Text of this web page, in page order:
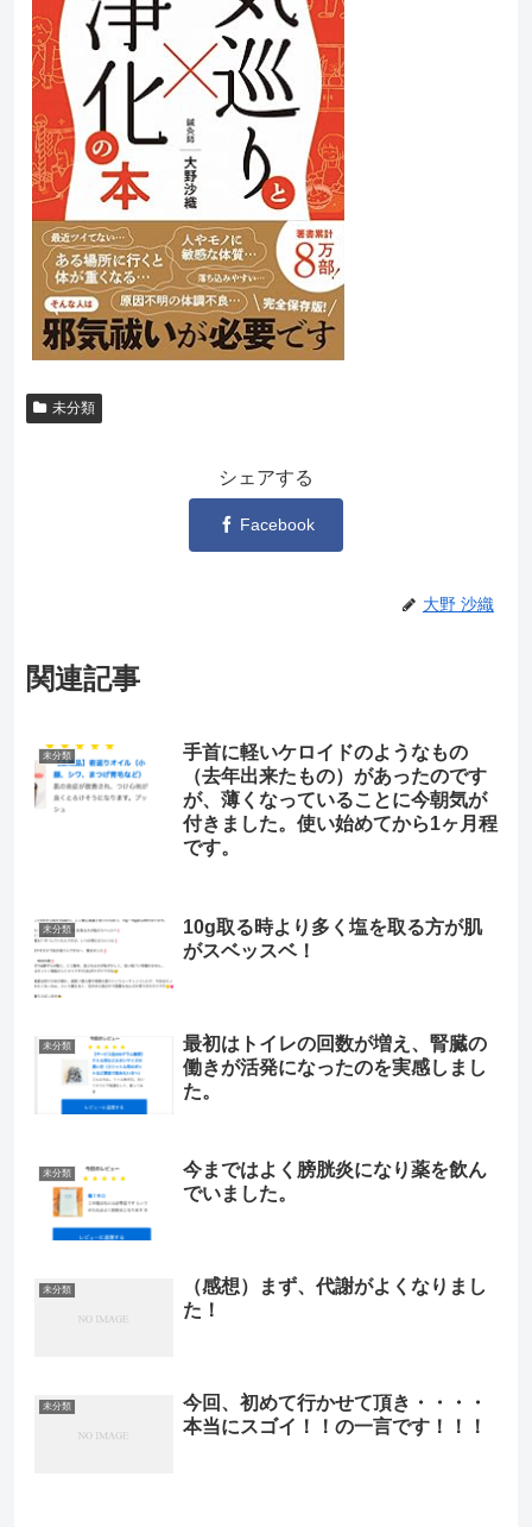
未分類
シェアする
Facebook
大野 沙織
関連記事
未分類
手首に軽いケロイドのようなもの
（去年出来たもの）があったのです
が、薄くなっていることに今朝気が
付きました。使い始めてから1ヶ月程
です。
未分類
10g取る時より多く塩を取る方が肌
がスベッスベ！
未分類
最初はトイレの回数が増え、腎臓の
働きが活発になったのを実感しまし
た。
未分類
今まではよく膀胱炎になり薬を飲ん
でいました。
未分類
（感想）まず、代謝がよくなりまし
た！
未分類
今回、初めて行かせて頂き・・・・
本当にスゴイ！！の一言です！！！